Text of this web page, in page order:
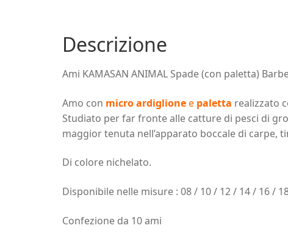
Descrizione
Ami KAMASAN ANIMAL Spade (con paletta)
Amo con micro ardiglionee paletta realizzato
Studiato per far fronte alle catture di pesci di
maggior tenuta nell’apparato boccale di carpe,
Di colore nichelato.
Disponibile nelle misure : 08 / 10 / 12 / 14 / 16 /
Confezione da 10 ami